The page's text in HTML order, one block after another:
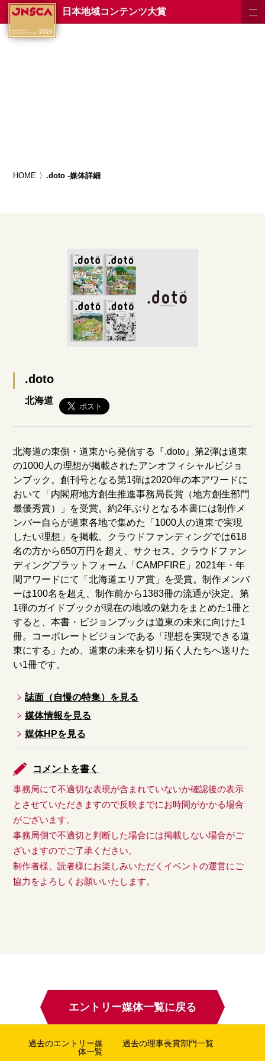
日本地域コンテンツ大賞
HOME .doto -媒体詳細
.doto
北海道
北海道の東側・道東から発信する『.doto』第2弾は道東
の1000人の理想が掲載されたアンオフィシャルビジョ
ンブック。創刊号となる第1弾は2020年の本アワードに
おいて「内閣府地方創生推進事務局長賞（地方創生部門
最優秀賞）」を受賞。約2年ぶりとなる本書には制作メ
ンバー自らが道東各地で集めた「1000人の道東で実現
したい理想」を掲載。クラウドファンディングでは618
名の方から650万円を超え、サクセス。クラウドファン
ディングプラットフォーム「CAMPFIRE」2021年・年
間アワードにて「北海道エリア賞」を受賞。制作メンバ
ーは100名を超え、制作前から1383冊の流通が決定。第
1弾のガイドブックが現在の地域の魅力をまとめた1冊と
すると、本書・ビジョンブックは道東の未来に向けた1
冊。コーポレートビジョンである「理想を実現できる道
東にする」ため、道東の未来を切り拓く人たちへ送りた
い1冊です。
誌面（自慢の特集）を見る
媒体情報を見る
媒体HPを見る
コメントを書く
事務局にて不適切な表現が含まれていないか確認後の表示
とさせていただきますので反映までにお時間がかかる場合
がございます。
事務局側で不適切と判断した場合には掲載しない場合がご
ざいますのでご了承ください。
制作者様、読者様にお楽しみいただくイベントの運営にご
協力をよろしくお願いいたします。
エントリー媒体一覧に戻る
過去のエントリー媒
体一覧
過去の理事長賞部門一覧